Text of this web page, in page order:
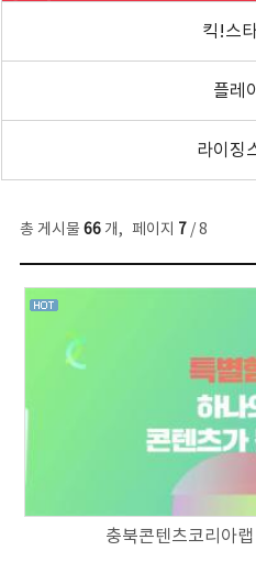
킥!스
플레
라이징
총 게시물 66개, 페이지 7 / 8
충북콘텐츠코리아